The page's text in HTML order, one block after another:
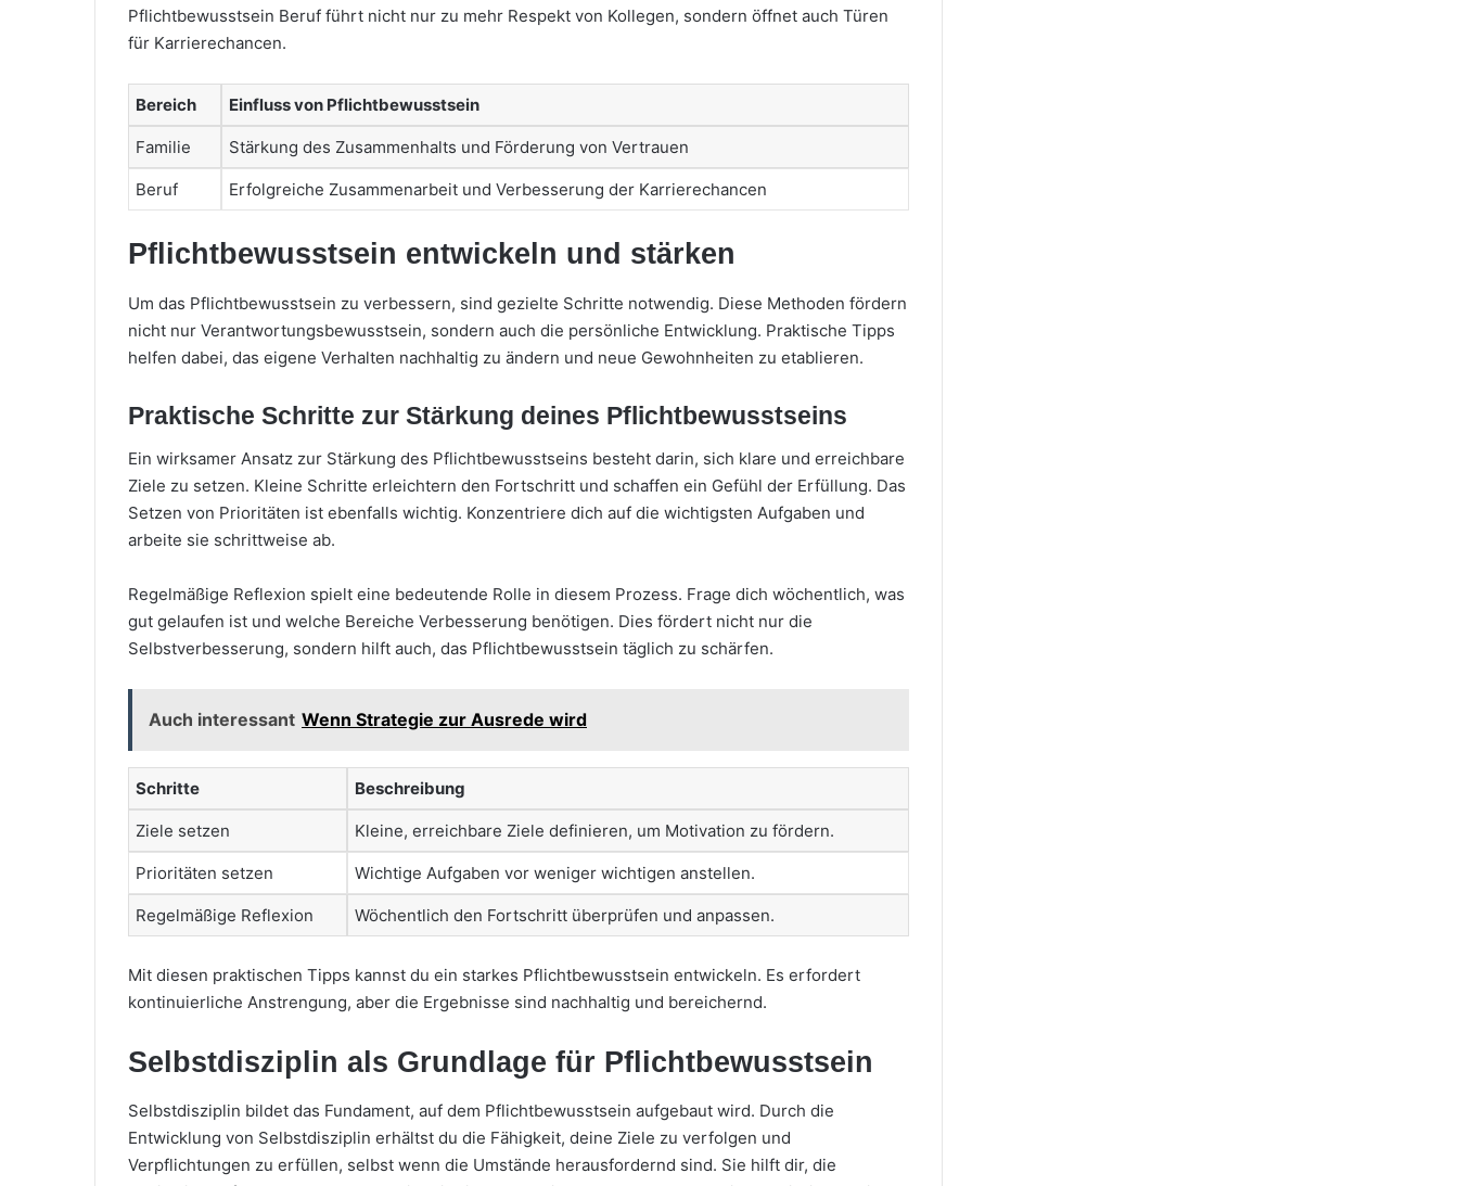
Pflichtbewusstsein Beruf führt nicht nur zu mehr Respekt von Kollegen, sondern öffnet auch Türen
für Karrierechancen.
Bereich Einfluss von Pflichtbewusstsein
Familie Stärkung des Zusammenhalts und Förderung von Vertrauen
Beruf Erfolgreiche Zusammenarbeit und Verbesserung der Karrierechancen
Pflichtbewusstsein entwickeln und stärken
Um das Pflichtbewusstsein zu verbessern, sind gezielte Schritte notwendig. Diese Methoden fördern
nicht nur Verantwortungsbewusstsein, sondern auch die persönliche Entwicklung. Praktische Tipps
helfen dabei, das eigene Verhalten nachhaltig zu ändern und neue Gewohnheiten zu etablieren.
Praktische Schritte zur Stärkung deines Pflichtbewusstseins
Ein wirksamer Ansatz zur Stärkung des Pflichtbewusstseins besteht darin, sich klare und erreichbare
Ziele zu setzen. Kleine Schritte erleichtern den Fortschritt und schaffen ein Gefühl der Erfüllung. Das
Setzen von Prioritäten ist ebenfalls wichtig. Konzentriere dich auf die wichtigsten Aufgaben und
arbeite sie schrittweise ab.
Regelmäßige Reflexion spielt eine bedeutende Rolle in diesem Prozess. Frage dich wöchentlich, was
gut gelaufen ist und welche Bereiche Verbesserung benötigen. Dies fördert nicht nur die
Selbstverbesserung, sondern hilft auch, das Pflichtbewusstsein täglich zu schärfen.
Auch interessant Wenn Strategie zur Ausrede wird
Schritte Beschreibung
Ziele setzen Kleine, erreichbare Ziele definieren, um Motivation zu fördern.
Prioritäten setzen Wichtige Aufgaben vor weniger wichtigen anstellen.
Regelmäßige Reflexion Wöchentlich den Fortschritt überprüfen und anpassen.
Mit diesen praktischen Tipps kannst du ein starkes Pflichtbewusstsein entwickeln. Es erfordert
kontinuierliche Anstrengung, aber die Ergebnisse sind nachhaltig und bereichernd.
Selbstdisziplin als Grundlage für Pflichtbewusstsein
Selbstdisziplin bildet das Fundament, auf dem Pflichtbewusstsein aufgebaut wird. Durch die
Entwicklung von Selbstdisziplin erhältst du die Fähigkeit, deine Ziele zu verfolgen und
Verpflichtungen zu erfüllen, selbst wenn die Umstände herausfordernd sind. Sie hilft dir, die